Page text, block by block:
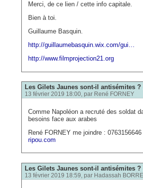
Merci, de ce lien / cette info capitale.
Bien à toi.
Guillaume Basquin.
http://guillaumebasquin.wix.com/gui…
http://www.filmprojection21.org
Les Gilets Jaunes sont-il antisémites ?
13 février 2019 18:00, par René FORNEY
Comme Napoléon a recruté des soldat
besoins face aux arabes
René FORNEY me joindre : 0763156646
ripou.com
Les Gilets Jaunes sont-il antisémites ?
13 février 2019 18:59, par Hadassah